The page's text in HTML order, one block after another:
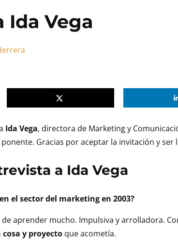
Ida Vega
Ida Vega, directora de Marketing y
Gracias por aceptar la invitación y
a Ida Vega
el sector del marketing en 2003?
de aprender mucho. Impulsiva y arrolladora.
y proyecto que acometía.